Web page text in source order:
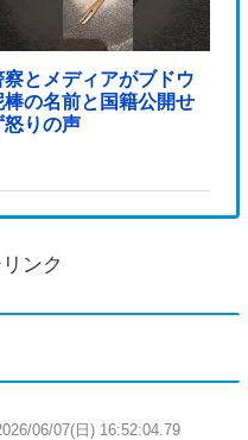
察とメディアがブドウ
棒の名前と国籍公開せ
怒りの声
ンク
06/07(日) 16:52:04.79